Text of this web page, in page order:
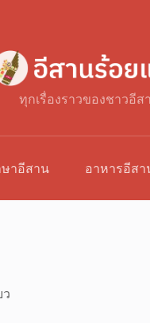
ทุกเรื่องราวของชาวอีส
าอีสาน อาหารอีสา
ว